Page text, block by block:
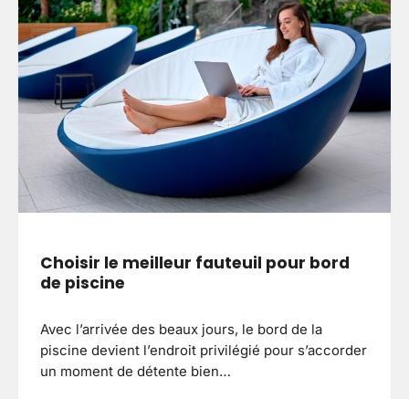
Choisir le meilleur fauteuil pour bord
de piscine
Avec l’arrivée des beaux jours, le bord de la
piscine devient l’endroit privilégié pour s’accorder
un moment de détente bien…